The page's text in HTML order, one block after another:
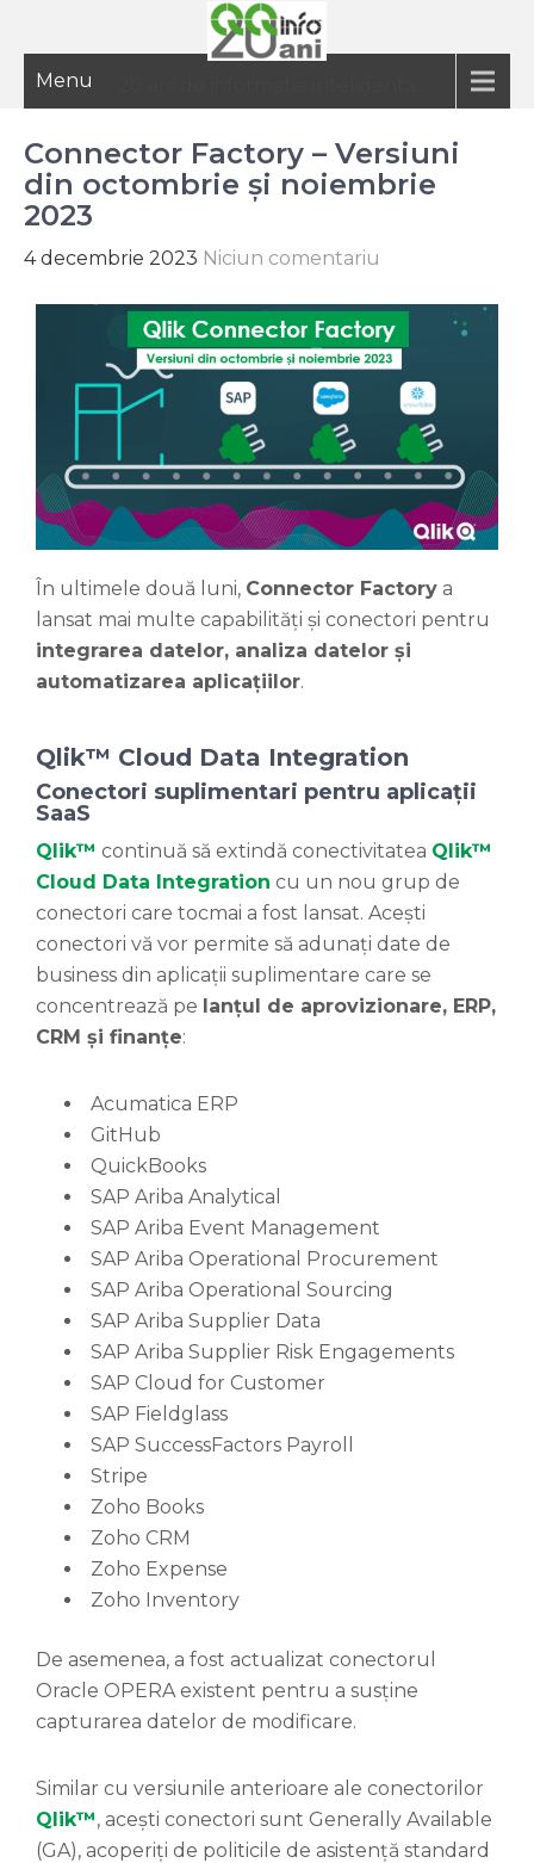
Menu
Connector Factory – Versiuni
din octombrie și noiembrie
2023
4 decembrie 2023 Niciun comentariu
În ultimele două luni, Connector Factory a
lansat mai multe capabilități și conectori pentru
integrarea datelor, analiza datelor și
automatizarea aplicațiilor.
Qlik™ Cloud Data Integration
Conectori suplimentari pentru aplicații
SaaS
Qlik™ continuă să extindă conectivitatea Qlik™
Cloud Data Integration cu un nou grup de
conectori care tocmai a fost lansat. Acești
conectori vă vor permite să adunați date de
business din aplicații suplimentare care se
concentrează pe lanțul de aprovizionare, ERP,
CRM și finanțe:
Acumatica ERP
GitHub
QuickBooks
SAP Ariba Analytical
SAP Ariba Event Management
SAP Ariba Operational Procurement
SAP Ariba Operational Sourcing
SAP Ariba Supplier Data
SAP Ariba Supplier Risk Engagements
SAP Cloud for Customer
SAP Fieldglass
SAP SuccessFactors Payroll
Stripe
Zoho Books
Zoho CRM
Zoho Expense
Zoho Inventory
De asemenea, a fost actualizat conectorul
Oracle OPERA existent pentru a susține
capturarea datelor de modificare.
Similar cu versiunile anterioare ale conectorilor
Qlik™, acești conectori sunt Generally Available
(GA), acoperiți de politicile de asistență standard